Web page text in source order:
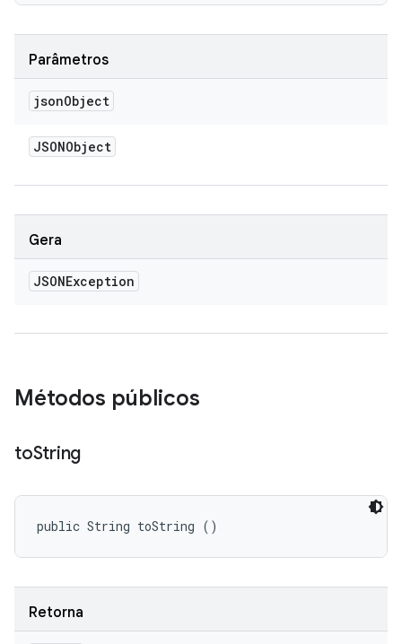
Parâmetros
jsonObject
JSONObject
Gera
JSONException
Métodos públicos
toString
public String toString ()
Retorna